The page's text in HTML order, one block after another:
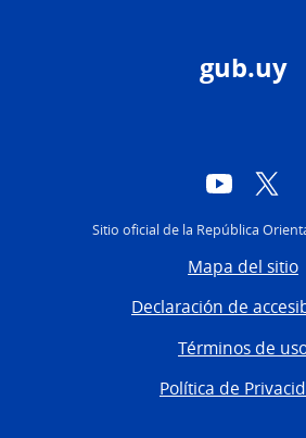
gub.uy
YouTube
Sitio oficial de la República
Mapa del sitio
Declaración de
Términos de
Política de